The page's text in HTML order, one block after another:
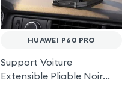
HUAWEI P60 PRO
Support Voiture
Extensible Pliable Noir